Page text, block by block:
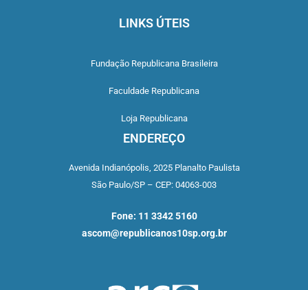
LINKS ÚTEIS
Fundação Republicana Brasileira
Faculdade Republicana
Loja Republicana
ENDEREÇO
Avenida Indianópolis, 2025 Planalto Paulista
São Paulo/SP – CEP: 04063-003
Fone: 11 3342 5160
ascom@republicanos10sp.org.br